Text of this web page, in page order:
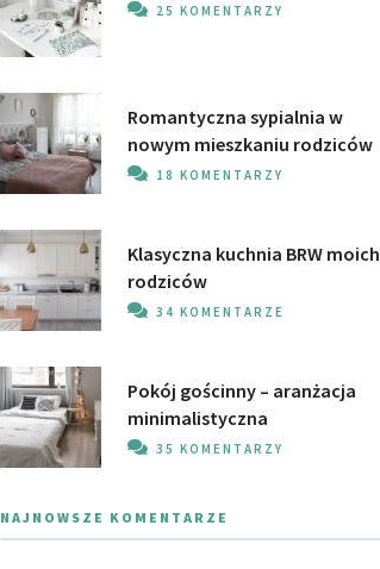
25 KOMENTARZY
Romantyczna sypialnia w
nowym mieszkaniu rodziców
18 KOMENTARZY
Klasyczna kuchnia BRW moich
rodziców
34 KOMENTARZE
Pokój gościnny – aranżacja
minimalistyczna
35 KOMENTARZY
NAJNOWSZE KOMENTARZE